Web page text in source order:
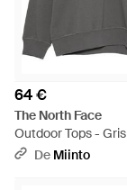
64 €
The North Face
Outdoor Tops - Gris
De Miinto